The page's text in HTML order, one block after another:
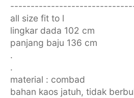
all size fit to l
lingkar dada 102 cm
panjang baju 136 cm
.
.
material : combad
bahan kaos jatuh, tidak